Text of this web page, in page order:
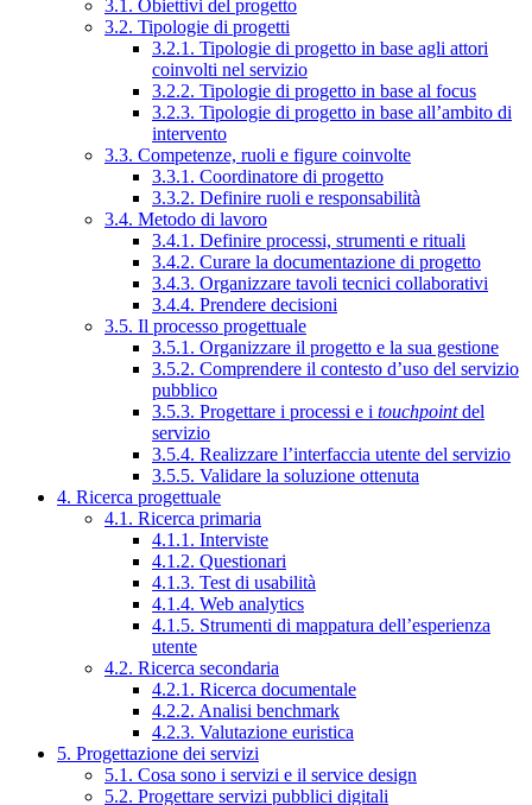
3.1. Obiettivi del progetto
3.2. Tipologie di progetti
3.2.1. Tipologie di progetto in base agli attori
coinvolti nel servizio
3.2.2. Tipologie di progetto in base al focus
3.2.3. Tipologie di progetto in base all’ambito di
intervento
3.3. Competenze, ruoli e figure coinvolte
3.3.1. Coordinatore di progetto
3.3.2. Definire ruoli e responsabilità
3.4. Metodo di lavoro
3.4.1. Definire processi, strumenti e rituali
3.4.2. Curare la documentazione di progetto
3.4.3. Organizzare tavoli tecnici collaborativi
3.4.4. Prendere decisioni
3.5. Il processo progettuale
3.5.1. Organizzare il progetto e la sua gestione
3.5.2. Comprendere il contesto d’uso del servizio
pubblico
3.5.3. Progettare i processi e i touchpointdel
servizio
3.5.4. Realizzare l’interfaccia utente del servizio
3.5.5. Validare la soluzione ottenuta
4. Ricerca progettuale
4.1. Ricerca primaria
4.1.1. Interviste
4.1.2. Questionari
4.1.3. Test di usabilità
4.1.4. Web analytics
4.1.5. Strumenti di mappatura dell’esperienza
utente
4.2. Ricerca secondaria
4.2.1. Ricerca documentale
4.2.2. Analisi benchmark
4.2.3. Valutazione euristica
5. Progettazione dei servizi
5.1. Cosa sono i servizi e il service design
5.2. Progettare servizi pubblici digitali